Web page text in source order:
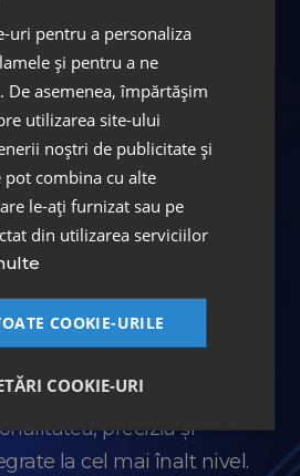
din cadrul grupului
se activ în
echipei de
precum și în
tehnice și
laboratorului.
simțul artistic și expertiza
realizarea de lucrări
Pavelîmbină riguros
fiecărei lucrări,
precizia și
la cel mai înalt nivel.
uri pentru a personaliza
și pentru a ne
De asemenea, împărtășim
utilizarea site-ului
noștri de publicitate și
pot combina cu alte
le-ați furnizat sau pe
din utilizarea serviciilor
COOKIE-URILE
COOKIE-URI